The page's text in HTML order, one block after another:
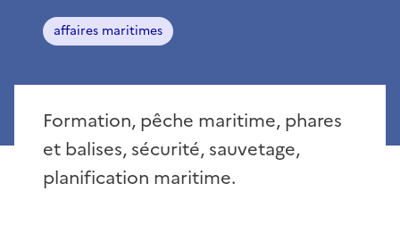
affaires maritimes
Formation, pêche maritime, phares
et balises, sécurité, sauvetage,
planification maritime.